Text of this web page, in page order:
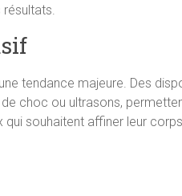
résultats.
tendance majeure. Des
choc ou ultrasons,
souhaitent affiner leur